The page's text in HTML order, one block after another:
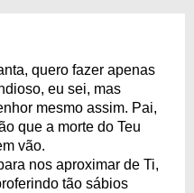
quero fazer apenas
eu sei, mas
mesmo assim. Pai,
que a morte do Teu
vão.
nos aproximar de Ti,
tão sábios